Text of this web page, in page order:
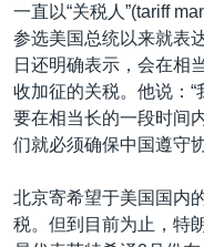
一直以“关税人”(tariff
参选美国总统以来就表
日还明确表示，会在相
收加征的关税。他说：
要在相当长的一段时间
们就必须确保中国遵守
北京寄希望于美国国内
税。但到目前为止，特